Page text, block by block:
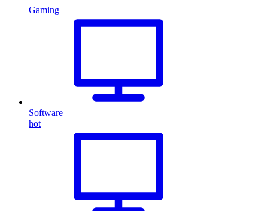
Gaming
Software
hot